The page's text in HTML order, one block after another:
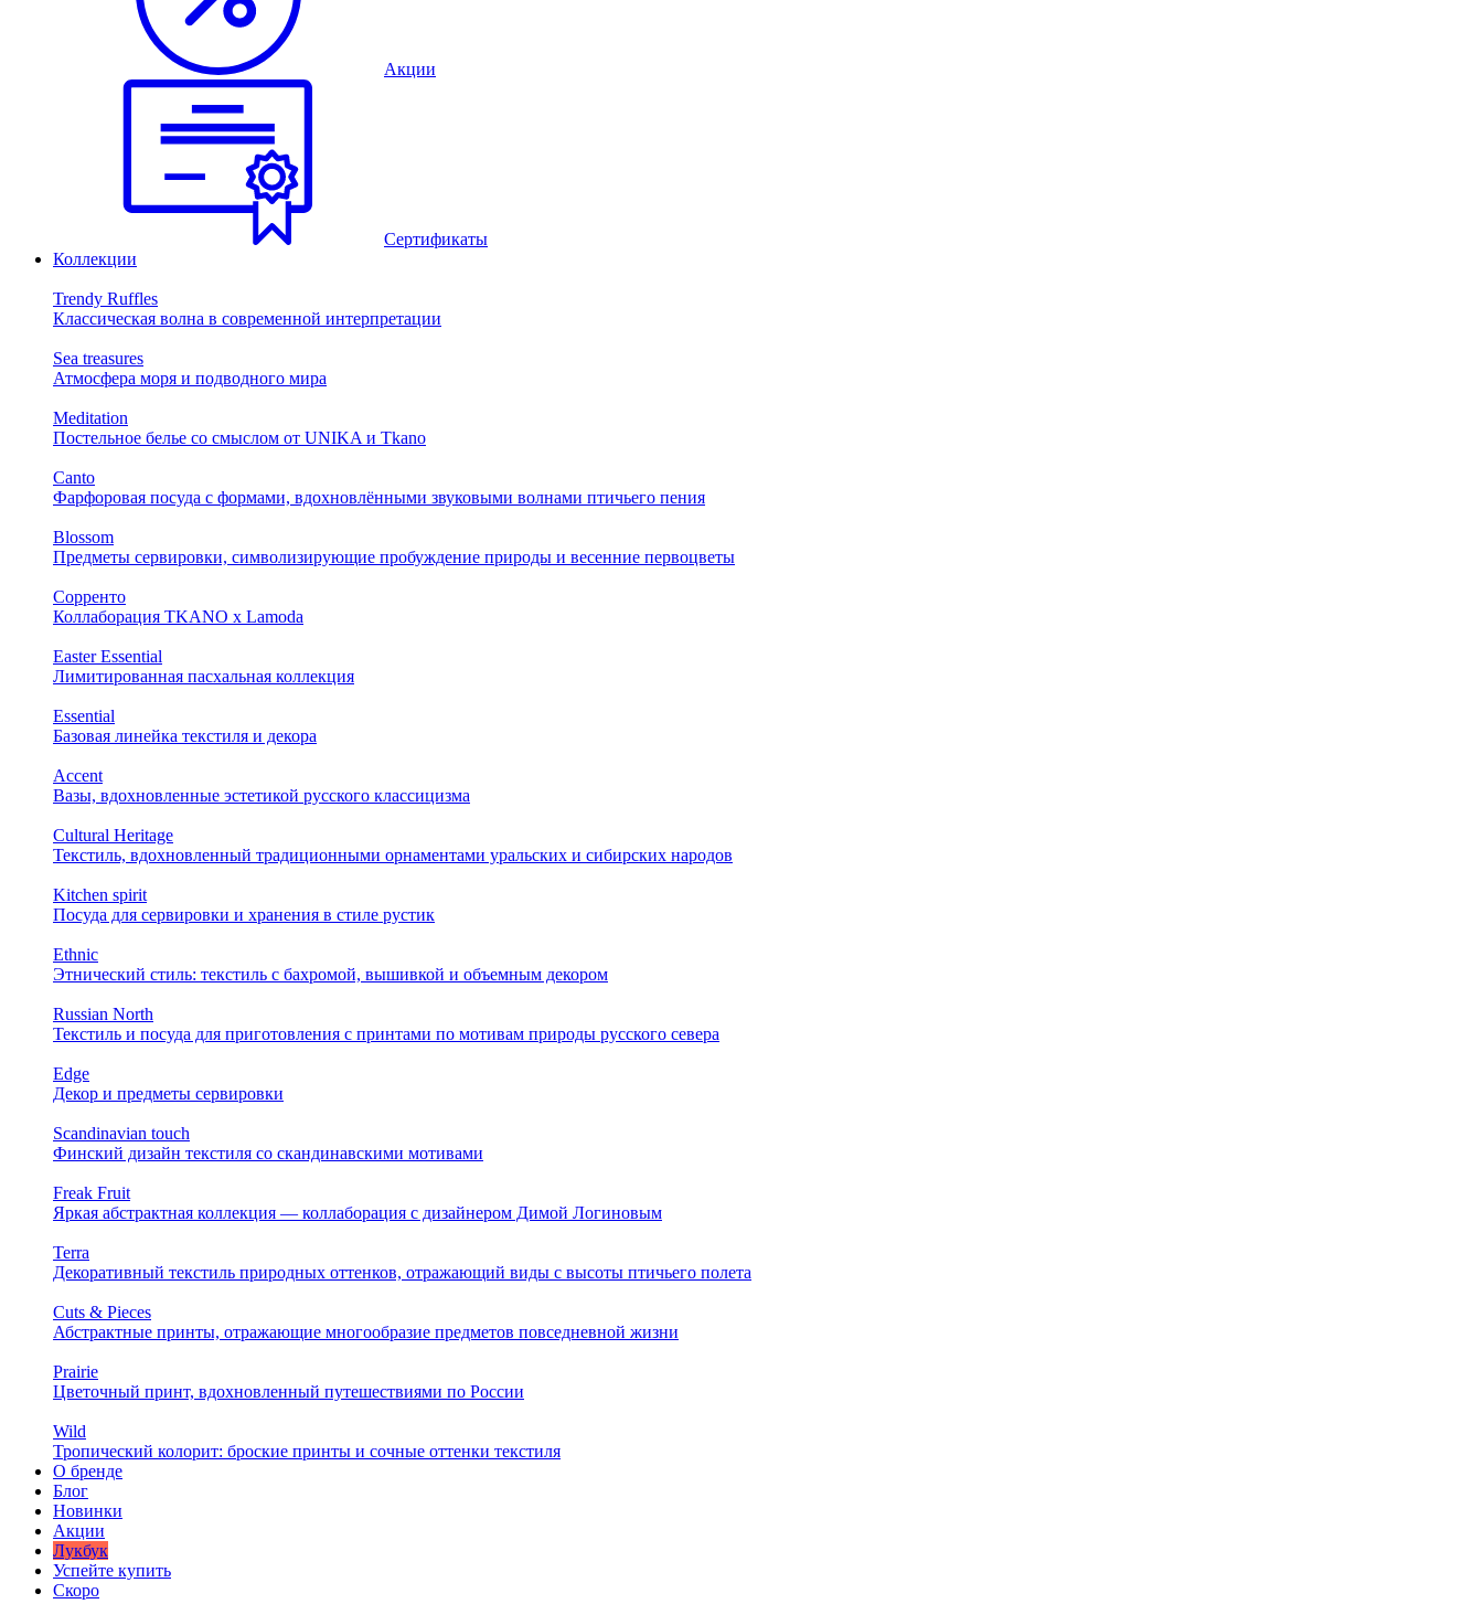
Акции
Сертификаты
Коллекции
Trendy Ruffles
Классическая волна в современной интерпретации
Sea treasures
Атмосфера моря и подводного мира
Meditation
Постельное белье со смыслом от UNIKA и Tkano
Canto
Фарфоровая посуда с формами, вдохновлёнными звуковыми волнами птичьего пения
Blossom
Предметы сервировки, символизирующие пробуждение природы и весенние первоцветы
Сорренто
Коллаборация TKANO х Lamoda
Easter Essential
Лимитированная пасхальная коллекция
Essential
Базовая линейка текстиля и декора
Accent
Вазы, вдохновленные эстетикой русского классицизма
Cultural Heritage
Текстиль, вдохновленный традиционными орнаментами уральских и сибирских народов
Kitchen spirit
Посуда для сервировки и хранения в стиле рустик
Ethnic
Этнический стиль: текстиль с бахромой, вышивкой и объемным декором
Russian North
Текстиль и посуда для приготовления с принтами по мотивам природы русского севера
Edge
Декор и предметы сервировки
Scandinavian touch
Финский дизайн текстиля со скандинавскими мотивами
Freak Fruit
Яркая абстрактная коллекция — коллаборация с дизайнером Димой Логиновым
Terra
Декоративный текстиль природных оттенков, отражающий виды с высоты птичьего полета
Cuts & Pieces
Абстрактные принты, отражающие многообразие предметов повседневной жизни
Prairie
Цветочный принт, вдохновленный путешествиями по России
Wild
Тропический колорит: броские принты и сочные оттенки текстиля
О бренде
Блог
Новинки
Акции
Лукбук
Успейте купить
Скоро